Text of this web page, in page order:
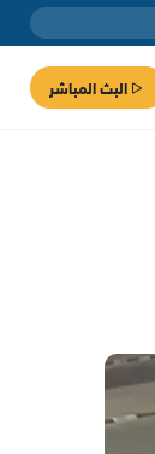
البث المباشر